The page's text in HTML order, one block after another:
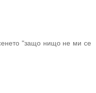
"защо нищо не ми се